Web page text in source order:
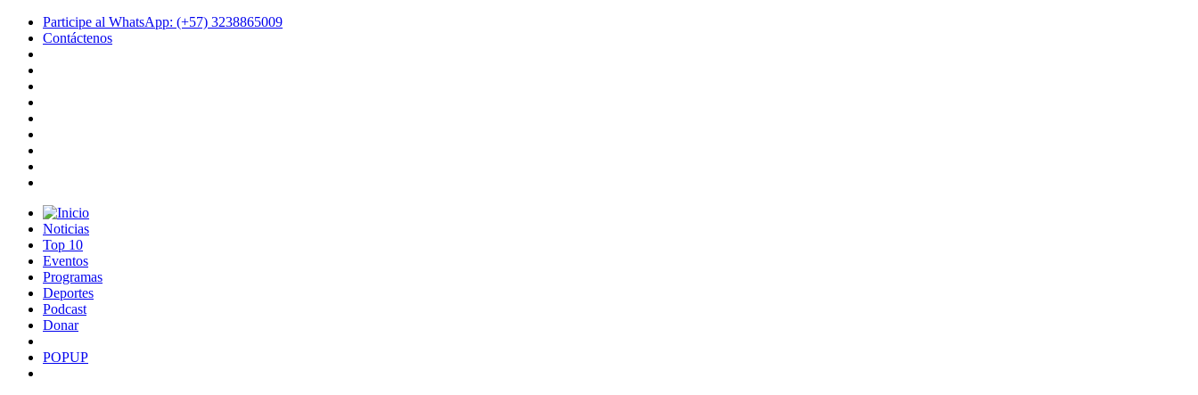
Participe al WhatsApp: (+57) 3238865009
Contáctenos
Noticias
Top 10
Eventos
Programas
Deportes
Podcast
Donar
POPUP